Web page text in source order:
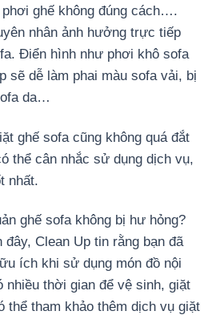
ghế không đúng cách….
nhân ảnh hưởng trực tiếp
Điển hình như phơi khô sofa
sẽ dễ làm phai màu sofa vải, bị
da…
ghế sofa cũng không quá đắt
thể cân nhắc sử dụng dịch vụ,
nhất.
ghế sofa không bị hư hỏng?
Clean Up tin rằng bạn đã
ích khi sử dụng món đồ nội
nhiều thời gian để vệ sinh, giặt
thể tham khảo thêm dịch vụ giặt